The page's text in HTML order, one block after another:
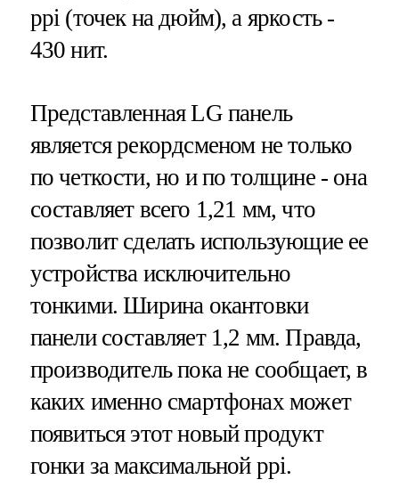
ppi (точек на дюйм), а яркость -
430 нит.
Представленная LG панель
является рекордсменом не только
по четкости, но и по толщине - она
составляет всего 1,21 мм, что
позволит сделать использующие ее
устройства исключительно
тонкими. Ширина окантовки
панели составляет 1,2 мм. Правда,
производитель пока не сообщает, в
каких именно смартфонах может
появиться этот новый продукт
гонки за максимальной ppi.